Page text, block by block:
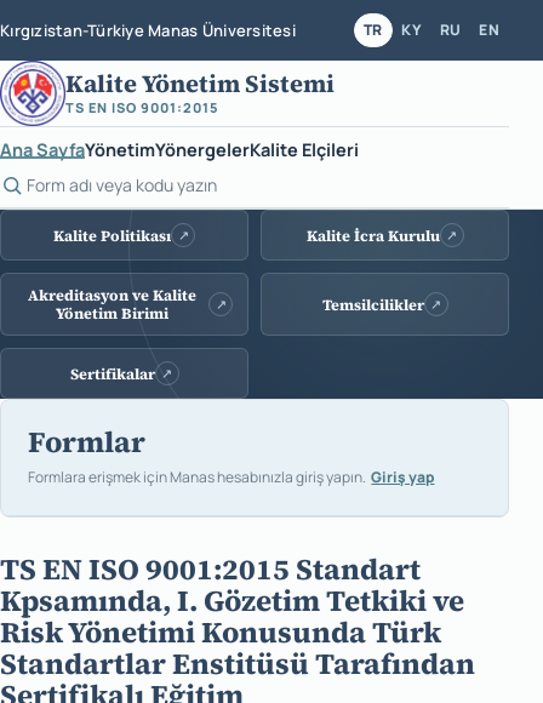
Kırgızistan-Türkiye Manas Üniversitesi TR KY RU EN
Kalite Yönetim Sistemi
TS EN ISO 9001:2015
Ana SayfaYönetimYönergelerKalite Elçileri
Form ara
Kalite sistemi bağlantıları
Kalite Politikası ↗ Kalite İcra Kurulu ↗
Akreditasyon ve Kalite
Yönetim Birimi
↗ Temsilcilikler ↗
Sertifikalar ↗
Formlar
Formlara erişmek için Manas hesabınızla giriş yapın. Giriş yap
TS EN ISO 9001:2015 Standart
Kpsamında, I. Gözetim Tetkiki ve
Risk Yönetimi Konusunda Türk
Standartlar Enstitüsü Tarafından